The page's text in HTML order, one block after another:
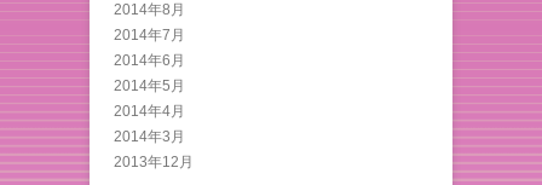
2014年8月
2014年7月
2014年6月
2014年5月
2014年4月
2014年3月
2013年12月